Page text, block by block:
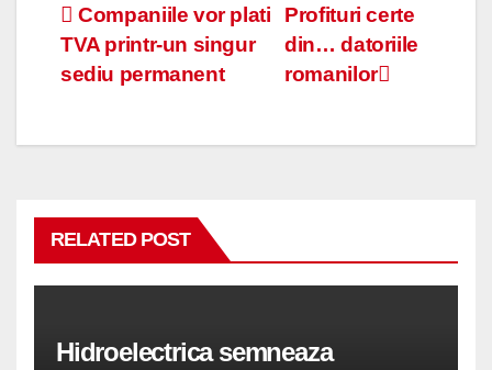
Navigare
în
Profituri certe
din… datoriile
romanilor
Companiile vor plati
TVA printr-un singur
sediu permanent
RELATED POST
Hidroelectrica semneaza